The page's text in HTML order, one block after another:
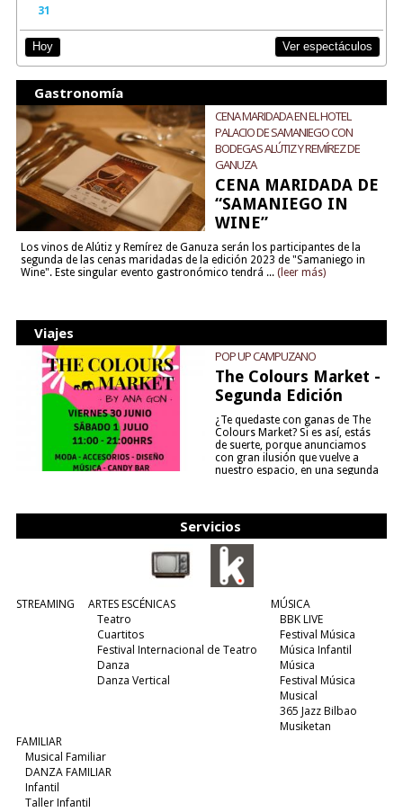
31
Hoy Ver espectáculos
Gastronomía
CENA MARIDADA EN EL HOTEL
PALACIO DE SAMANIEGO CON
BODEGAS ALÚTIZ Y REMÍREZ DE
GANUZA
CENA MARIDADA DE
“SAMANIEGO IN
WINE”
Los vinos de Alútiz y Remírez de Ganuza serán los participantes de la
segunda de las cenas maridadas de la edición 2023 de "Samaniego in
Wine". Este singular evento gastronómico tendrá ... (leer más)
Viajes
POP UP CAMPUZANO
The Colours Market -
Segunda Edición
¿Te quedaste con ganas de The
Colours Market? Si es así, estás
de suerte, porque anunciamos
con gran ilusión que vuelve a
nuestro espacio, en una segunda
Servicios
STREAMING
ARTES ESCÉNICAS
Teatro
Cuartitos
Festival Internacional de Teatro
Danza
Danza Vertical
MÚSICA
BBK LIVE
Festival Música
Música Infantil
Música
Festival Música
Musical
365 Jazz Bilbao
Musiketan
FAMILIAR
Musical Familiar
DANZA FAMILIAR
Infantil
Taller Infantil